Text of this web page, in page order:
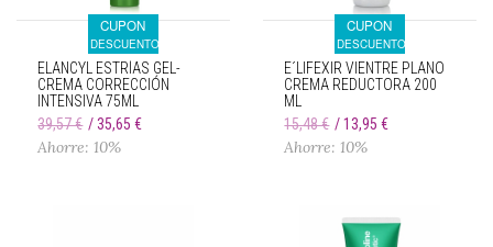
CUPON
DESCUENTO
ELANCYL ESTRÍAS GEL-
CREMA CORRECCIÓN
INTENSIVA 75ML
39,57 €
35,65 €
Ahorre: 10%
CUPON
DESCUENTO
E´LIFEXIR VIENTRE PLANO
CREMA REDUCTORA 200
ML
15,48 €
13,95 €
Ahorre: 10%